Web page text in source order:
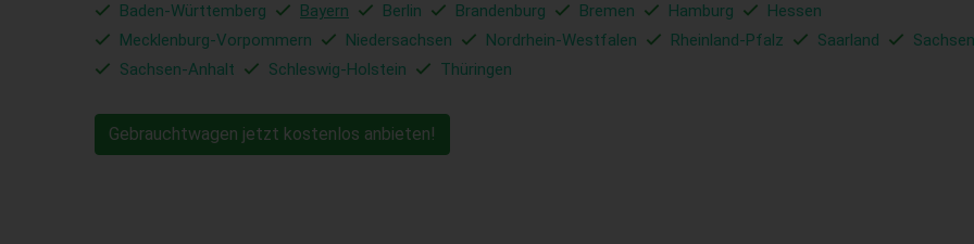
Baden-Württemberg Bayern Berlin Brandenburg Bremen Hamburg
Hessen
Mecklenburg-Vorpommern
Niedersachsen Nordrhein-Westfalen Rheinland-Pfalz Saarland
Sachsen
Sachsen-Anhalt
Schleswig-Holstein Thüringen
Gebrauchtwagen jetzt kostenlos anbieten!